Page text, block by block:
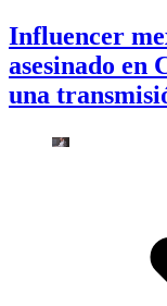
Influencer
asesinado en
una